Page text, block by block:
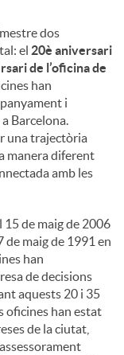
dos
el 20è aniversari
de l’oficina de
han
i
Barcelona.
una trajectòria
manera diferent
amb les
15 de maig de 2006
de maig de 1991 en
han
de decisions
aquests 20 i 35
oficines han estat
de la ciutat,